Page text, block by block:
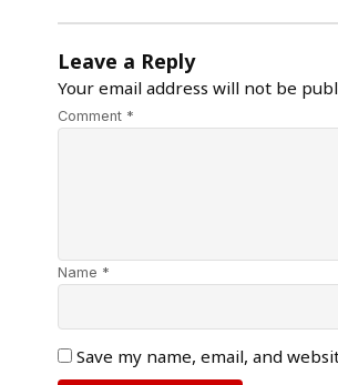
Leave a Reply
Your email address will not be
Comment *
Name *
Save my name, email, and